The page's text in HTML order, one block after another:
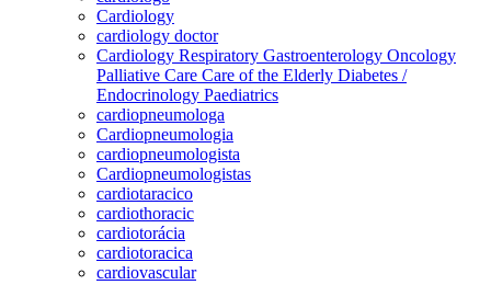
Cardiology
cardiology doctor
Cardiology Respiratory Gastroenterology Oncology
Palliative Care Care of the Elderly Diabetes /
Endocrinology Paediatrics
cardiopneumologa
Cardiopneumologia
cardiopneumologista
Cardiopneumologistas
cardiotaracico
cardiothoracic
cardiotorácia
cardiotoracica
cardiovascular